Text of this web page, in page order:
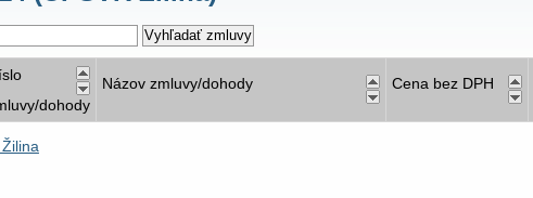
dohody
Názov zmluvy/dohody Cena bez DPH